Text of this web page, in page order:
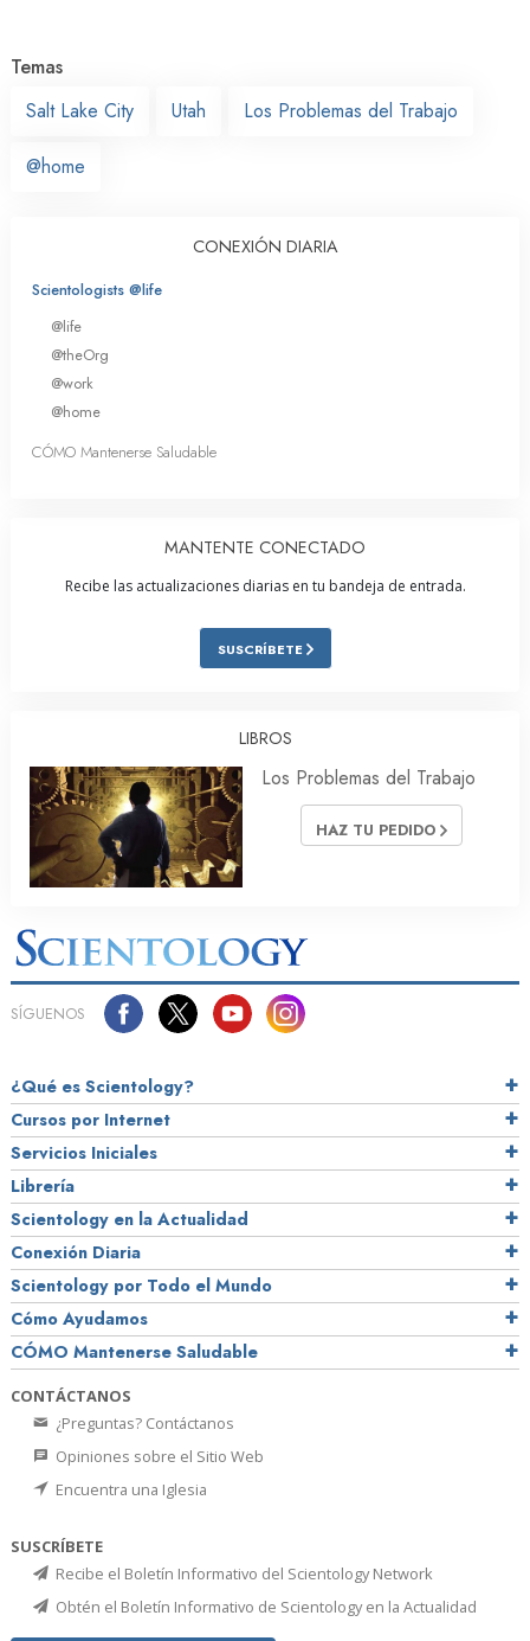
Temas
Salt Lake City
Utah Los Problemas del Trabajo
@home
CONEXIÓN DIARIA
Scientologists @life
@life
@theOrg
@work
@home
CÓMO Mantenerse Saludable
MANTENTE CONECTADO
Recibe las actualizaciones diarias en tu bandeja de entrada.
SUSCRÍBETE
LIBROS
Los Problemas del Trabajo
HAZ TU PEDIDO
SÍGUENOS
¿Qué es Scientology?
Cursos por Internet
Servicios Iniciales
Librería
Scientology en la Actualidad
Conexión Diaria
Scientology por Todo el Mundo
Cómo Ayudamos
CÓMO Mantenerse Saludable
CONTÁCTANOS
¿Preguntas? Contáctanos
Opiniones sobre el Sitio Web
Encuentra una Iglesia
SUSCRÍBETE
Recibe el Boletín Informativo del Scientology Network
Obtén el Boletín Informativo de Scientology en la Actualidad